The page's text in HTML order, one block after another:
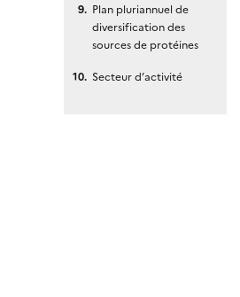
Plan pluriannuel de
diversification des
sources de protéines
Secteur d’activité